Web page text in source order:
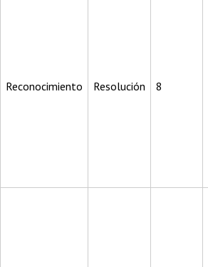
Reconocimiento Resolución 8